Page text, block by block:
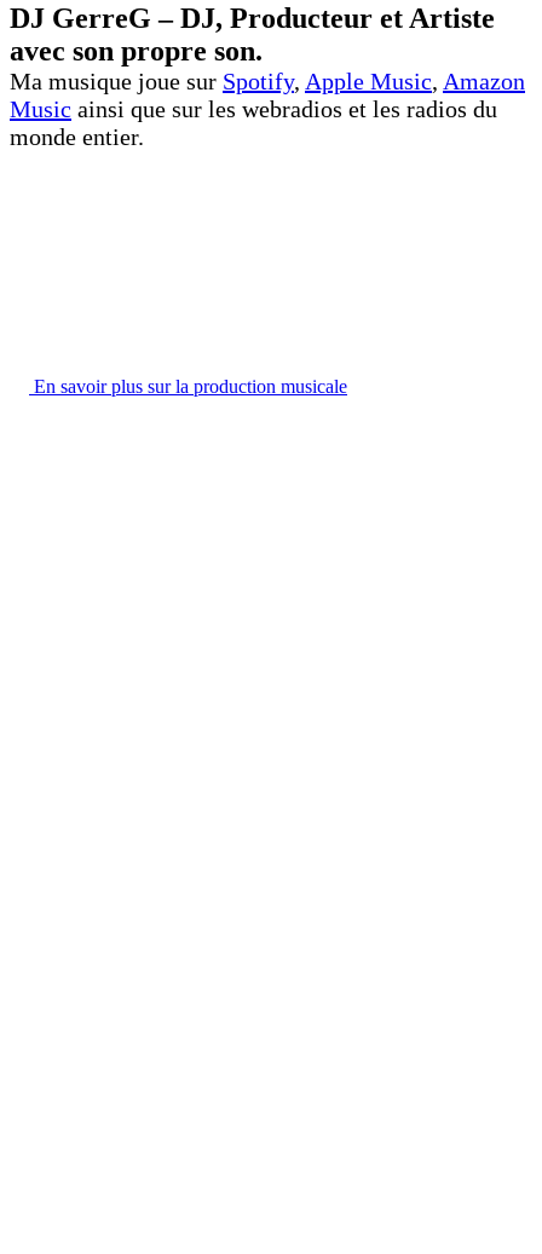
DJ GerreG – DJ, Producteur et Artiste
avec son propre son.
Ma musique joue sur Spotify, Apple Music, Amazon
Music ainsi que sur les webradios et les radios du
monde entier.
En savoir plus sur la production musicale